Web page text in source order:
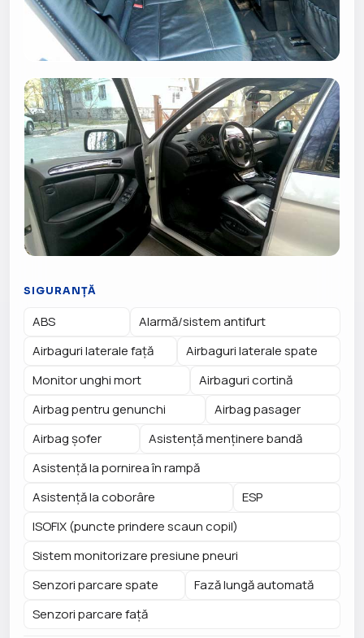
SIGURANȚĂ
ABS
Alarmă/sistem antifurt
Airbaguri laterale față
Airbaguri laterale spate
Monitor unghi mort
Airbaguri cortină
Airbag pentru genunchi
Airbag pasager
Airbag șofer
Asistență menținere bandă
Asistență la pornirea în rampă
Asistență la coborâre
ESP
ISOFIX (puncte prindere scaun copil)
Sistem monitorizare presiune pneuri
Senzori parcare spate
Fază lungă automată
Senzori parcare față